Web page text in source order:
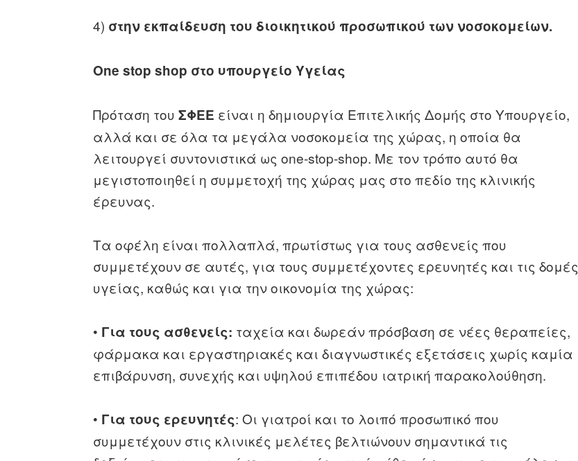
4) στην εκπαίδευση του διοικητικού προσωπικού των νοσοκομείων.
One stop shop στο υπουργείο Υγείας
Πρόταση τουΣΦΕΕ είναι η δημιουργία Επιτελικής Δομής στο Υπουργείο,
αλλά και σε όλα τα μεγάλα νοσοκομεία της χώρας, η οποία θα
λειτουργεί συντονιστικά ως one-stop-shop. Με τον τρόπο αυτό θα
μεγιστοποιηθεί η συμμετοχή της χώρας μας στο πεδίο της κλινικής
έρευνας.
Τα οφέλη είναι πολλαπλά, πρωτίστως για τους ασθενείς που
συμμετέχουν σε αυτές, για τους συμμετέχοντες ερευνητές και τις δομές
υγείας, καθώς και για την οικονομία της χώρας:
• Για τους ασθενείς: ταχεία και δωρεάν πρόσβαση σε νέες θεραπείες,
φάρμακα και εργαστηριακές και διαγνωστικές εξετάσεις χωρίς καμία
επιβάρυνση, συνεχής και υψηλού επιπέδου ιατρική παρακολούθηση.
• Για τους ερευνητές: Οι γιατροί και το λοιπό προσωπικό που
συμμετέχουν στις κλινικές μελέτες βελτιώνουν σημαντικά τις